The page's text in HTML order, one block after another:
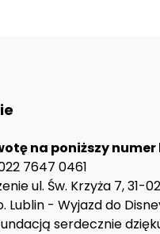
na poniższy
7647 0461
ul. Św. Krzyża 7, 31-
Lublin - Wyjazd do
serdecznie